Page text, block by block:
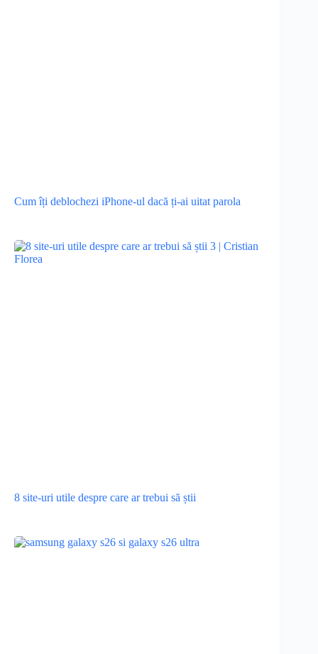
Cum îți deblochezi iPhone-ul dacă ți-ai uitat parola
8 site-uri utile despre care ar trebui să știi